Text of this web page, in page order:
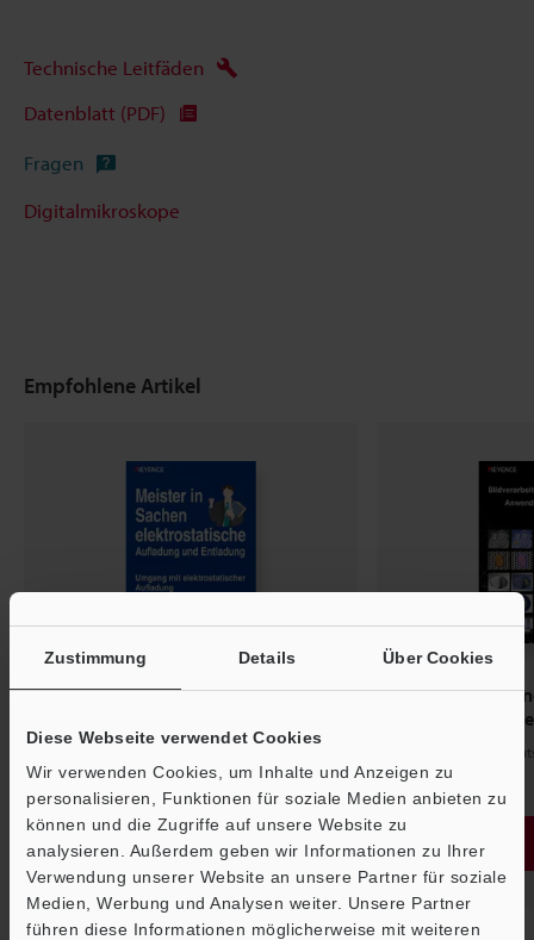
Zustimmung Details Über Cookies
Diese Webseite verwendet Cookies
Wir verwenden Cookies, um Inhalte und Anzeigen zu
personalisieren, Funktionen für soziale Medien anbieten zu
können und die Zugriffe auf unsere Website zu
analysieren. Außerdem geben wir Informationen zu Ihrer
Verwendung unserer Website an unsere Partner für soziale
Medien, Werbung und Analysen weiter. Unsere Partner
führen diese Informationen möglicherweise mit weiteren
Technische Leitfäden
Datenblatt (PDF)
Fragen
Digitalmikroskope
Empfohlene Artikel
Meister in Sachen
En...
PDF: 358KB / Deutsch (Deutschland)
Download
PDF: 1.58MB /
Download
Support